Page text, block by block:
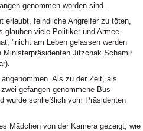
genommen worden sind.
erlaubt, feindliche Angreifer zu töten,
glauben viele Politiker und Armee-
"nicht am Leben gelassen werden
Jitzchak Schamir
Als zu der Zeit, als
gefangen genommene Bus-
wurde schließlich vom Präsidenten
Mädchen von der Kamera gezeigt, wie